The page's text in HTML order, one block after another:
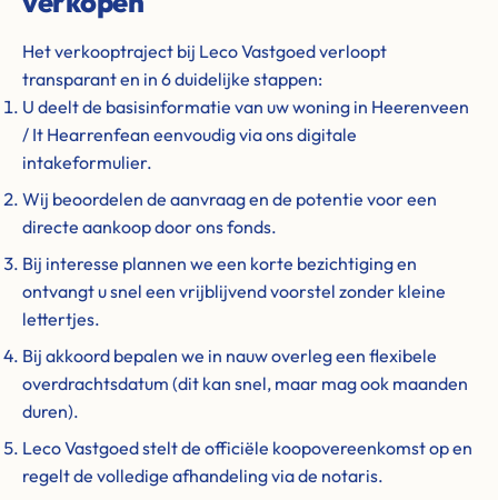
Het verkooptraject bij Leco Vastgoed verloopt
transparant en in 6 duidelijke stappen:
U deelt de basisinformatie van uw woning in Heerenveen
/ It Hearrenfean eenvoudig via ons digitale
intakeformulier.
Wij beoordelen de aanvraag en de potentie voor een
directe aankoop door ons fonds.
Bij interesse plannen we een korte bezichtiging en
ontvangt u snel een vrijblijvend voorstel zonder kleine
lettertjes.
Bij akkoord bepalen we in nauw overleg een flexibele
overdrachtsdatum (dit kan snel, maar mag ook maanden
duren).
Leco Vastgoed stelt de officiële koopovereenkomst op en
regelt de volledige afhandeling via de notaris.